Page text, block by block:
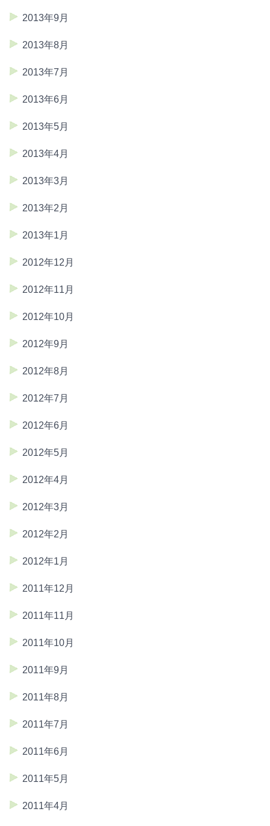
2013年9月
2013年8月
2013年7月
2013年6月
2013年5月
2013年4月
2013年3月
2013年2月
2013年1月
2012年12月
2012年11月
2012年10月
2012年9月
2012年8月
2012年7月
2012年6月
2012年5月
2012年4月
2012年3月
2012年2月
2012年1月
2011年12月
2011年11月
2011年10月
2011年9月
2011年8月
2011年7月
2011年6月
2011年5月
2011年4月